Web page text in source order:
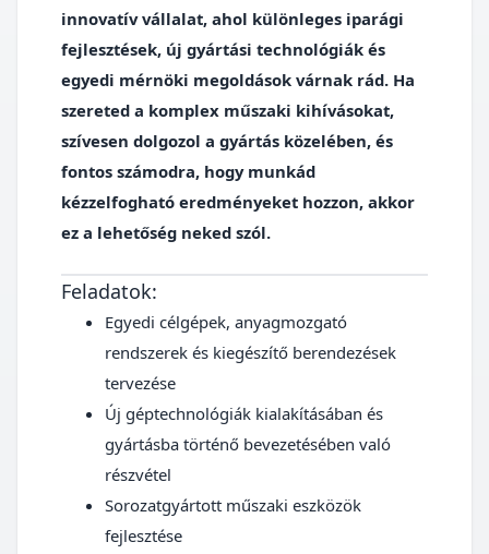
innovatív vállalat, ahol különleges iparági
fejlesztések, új gyártási technológiák és
egyedi mérnöki megoldások várnak rád. Ha
szereted a komplex műszaki kihívásokat,
szívesen dolgozol a gyártás közelében, és
fontos számodra, hogy munkád
kézzelfogható eredményeket hozzon, akkor
ez a lehetőség neked szól.
Feladatok:
Egyedi célgépek, anyagmozgató
rendszerek és kiegészítő berendezések
tervezése
Új géptechnológiák kialakításában és
gyártásba történő bevezetésében való
részvétel
Sorozatgyártott műszaki eszközök
fejlesztése